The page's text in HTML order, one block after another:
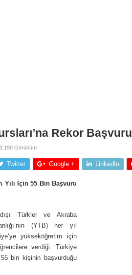
Rekor Başvuru
3,190 Görünüm
Twitter Google + LinkedIn
Yılı İçin 55 Bin Başvuru
Türkler ve Akraba
(YTB) her yıl
yükseköğretim için
verdiği ‘Türkiye
55 bin kişinin başvurduğu